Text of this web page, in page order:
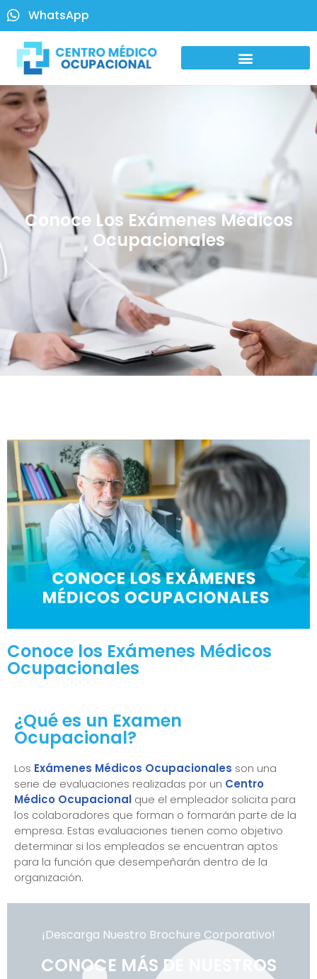
WhatsApp
Conoce Los Exámenes Médicos
Ocupacionales
Conoce los Exámenes Médicos
Ocupacionales
¿Qué es un Examen
Ocupacional?
Los Exámenes Médicos Ocupacionales son una
serie de evaluaciones realizadas por un Centro
Médico Ocupacional que el empleador solicita para
los colaboradores que forman o formarán parte de la
empresa. Estas evaluaciones tienen como objetivo
determinar si los empleados se encuentran aptos
para la función que desempeñarán dentro de la
organización.
¡Descarga Nuestro Brochure Corporativo!
CONOCE MÁS DE NUESTROS